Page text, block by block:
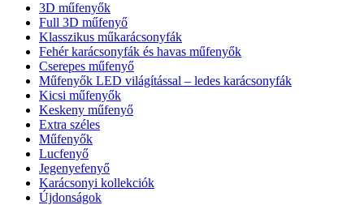
3D műfenyők
Full 3D műfenyő
Klasszikus műkarácsonyfák
Fehér karácsonyfák és havas műfenyők
Cserepes műfenyő
Műfenyők LED világítással – ledes karácsonyfák
Kicsi műfenyők
Keskeny műfenyő
Extra széles
Műfenyők
Lucfenyő
Jegenyefenyő
Karácsonyi kollekciók
Újdonságok